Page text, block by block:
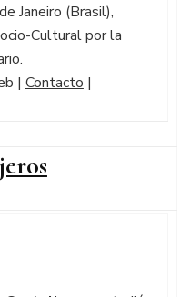
Janeiro (Brasil),
Cultural por la
| Contacto |